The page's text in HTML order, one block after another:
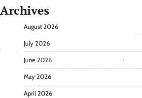
Archives
August 2026
July 2026
June 2026
May 2026
April 2026